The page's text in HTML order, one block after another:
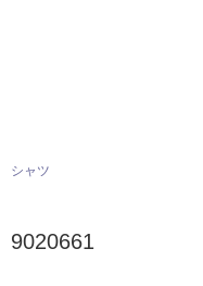
シャツ
9020661